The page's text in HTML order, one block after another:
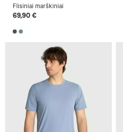
Flisiniai marškiniai
69,90 €